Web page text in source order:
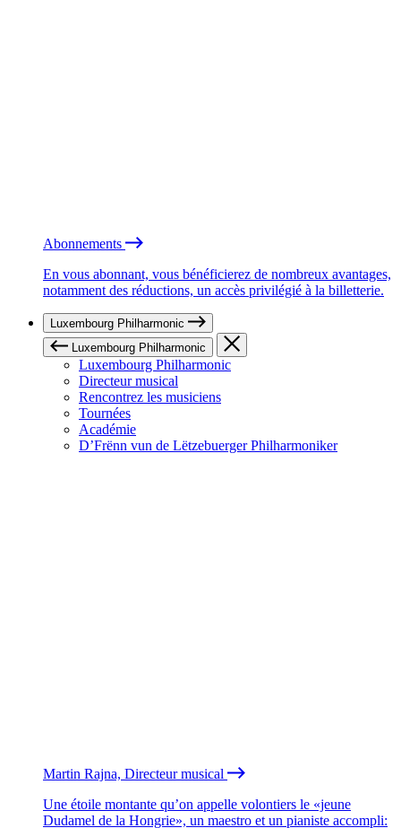
Abonnements
En vous abonnant, vous bénéficierez de nombreux avantages,
notamment des réductions, un accès privilégié à la billetterie.
Luxembourg Philharmonic
Luxembourg Philharmonic
Luxembourg Philharmonic
Directeur musical
Rencontrez les musiciens
Tournées
Académie
D’Frënn vun de Lëtzebuerger Philharmoniker
Martin Rajna, Directeur musical
Une étoile montante qu’on appelle volontiers le «jeune
Dudamel de la Hongrie», un maestro et un pianiste accompli: